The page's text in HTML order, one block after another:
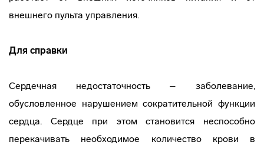
внешнего пульта управления.
Для справки
Сердечная недостаточность – заболевание,
обусловленное нарушением сократительной функции
сердца. Сердце при этом становится неспособно
перекачивать необходимое количество крови в